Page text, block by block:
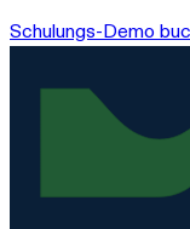
Schulungs-Demo